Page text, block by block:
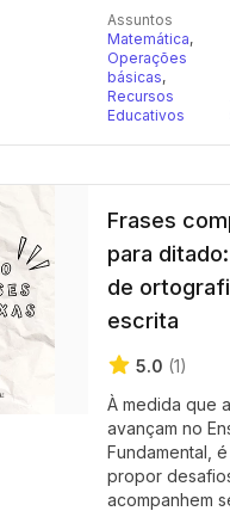
Assuntos
Matemática,
Operações
básicas,
Recursos
Educativos
Frases
para
de
escrita
5.0 (1)
À medida que
avançam no
Fundamental,
propor
acompanhem